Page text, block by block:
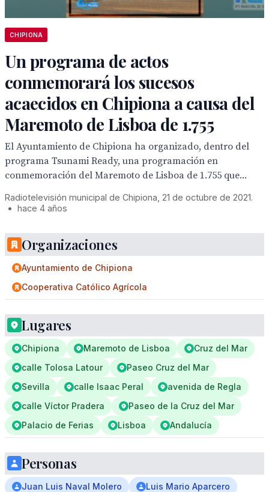
CHIPIONA
Un programa de actos
conmemorará los sucesos
acaecidos en Chipiona a causa del
Maremoto de Lisboa de 1.755
El Ayuntamiento de Chipiona ha organizado, dentro del
programa Tsunami Ready, una programación en
conmemoración del Maremoto de Lisboa de 1.755 que...
Radiotelevisión municipal de Chipiona, 21 de octubre de 2021.
• hace 4 años
Organizaciones
Ayuntamiento de Chipiona
Cooperativa Católico Agrícola
Lugares
Chipiona Maremoto de Lisboa
Cruz del Mar
calle Tolosa Latour
Paseo Cruz del Mar
Sevilla
calle Isaac Peral
avenida de Regla
calle Víctor Pradera
Paseo de la Cruz del Mar
Palacio de Ferias
Lisboa Andalucía
Personas
Juan Luis Naval Molero
Luis Mario Aparcero